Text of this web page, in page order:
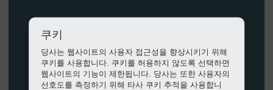
쿠키
당사는 웹사이트의 사용자 접근성을 향상시키기 위해
쿠키를 사용합니다. 쿠키를 허용하지 않도록 선택하면
웹사이트의 기능이 제한됩니다. 당사는 또한 사용자의
선호도를 측정하기 위해 타사 쿠키 추적을 사용합니